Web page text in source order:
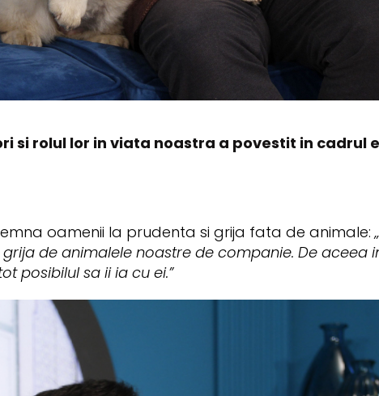
si rolul lor in viata noastra a povestit in cadrul
oamenii la prudenta si grija fata de animale:
de animalele noastre de companie. De aceea
posibilul sa ii ia cu ei.”